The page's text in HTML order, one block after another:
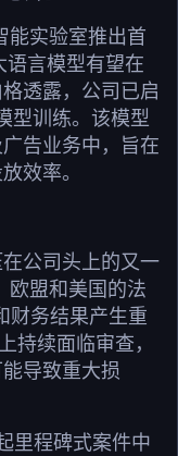
能实验室推出首
语言模型有望在
透露，公司已启
型训练。该模型
告业务中，旨在
效率。
公司头上的又一
欧盟和美国的法
财务结果产生重
持续面临审查，
导致重大损
里程碑式案件中